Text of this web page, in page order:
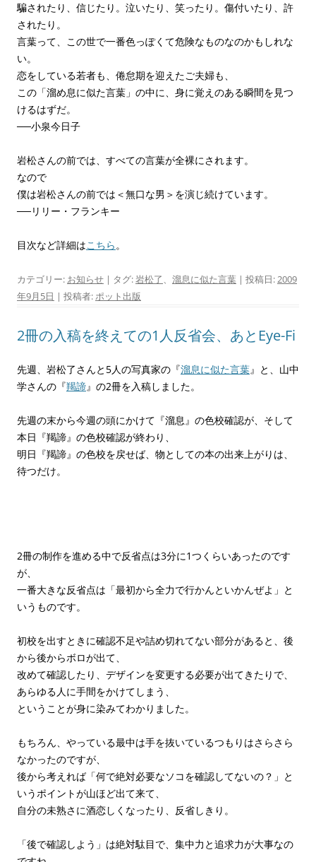
騙されたり、信じたり。泣いたり、笑ったり。傷付いたり、許
されたり。
言葉って、この世で一番色っぽくて危険なものなのかもしれな
い。
恋をしている若者も、倦怠期を迎えたご夫婦も、
この「溜め息に似た言葉」の中に、身に覚えのある瞬間を見つ
けるはずだ。
──小泉今日子
岩松さんの前では、すべての言葉が全裸にされます。
なので
僕は岩松さんの前では＜無口な男＞を演じ続けています。
──リリー・フランキー
目次など詳細はこちら。
カテゴリー: お知らせ | タグ:岩松了、 溜息に似た言葉 | 投稿日:2009
年9月5日 | 投稿者:ポット出版
2冊の入稿を終えての1人反省会、あとEye-Fi
先週、岩松了さんと5人の写真家の『溜息に似た言葉』と、山中
学さんの『羯諦』の2冊を入稿しました。
先週の末から今週の頭にかけて『溜息』の色校確認が、そして
本日『羯諦』の色校確認が終わり、
明日『羯諦』の色校を戻せば、物としての本の出来上がりは、
待つだけ。
2冊の制作を進める中で反省点は3分に1つくらいあったのです
が、
一番大きな反省点は「最初から全力で行かんといかんぜよ」と
いうものです。
初校を出すときに確認不足や詰め切れてない部分があると、後
から後からボロが出て、
改めて確認したり、デザインを変更する必要が出てきたりで、
あらゆる人に手間をかけてしまう、
ということが身に染みてわかりました。
もちろん、やっている最中は手を抜いているつもりはさらさら
なかったのですが、
後から考えれば「何で絶対必要なソコを確認してないの？」と
いうポイントが山ほど出て来て、
自分の未熟さに酒恋しくなったり、反省しきり。
「後で確認しよう」は絶対駄目で、集中力と追求力が大事なの